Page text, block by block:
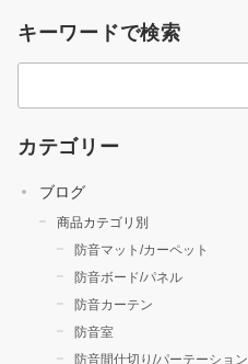
キーワードで検索
カテゴリー
ブログ
商品カテゴリ別
防音マット/カーペット
防音ボード/パネル
防音カーテン
防音室
防音間仕切り/パーテーション